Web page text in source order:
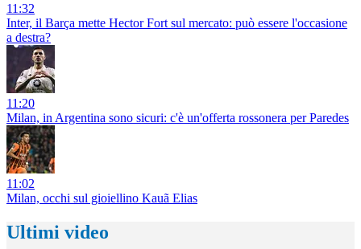
11:32
Inter, il Barça mette Hector Fort sul mercato: può essere l'occasione
a destra?
11:20
Milan, in Argentina sono sicuri: c'è un'offerta rossonera per Paredes
11:02
Milan, occhi sul gioiellino Kauã Elias
Ultimi video